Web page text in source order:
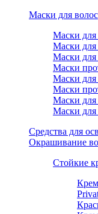
Маски для волос
Маски для
Маски
Маски для
Маски
Маски
Маски
Маски для
Маски
Средства для
Окрашивание
Стойкие